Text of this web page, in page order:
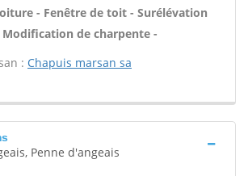
- Fenêtre de toit - Surélévation
de charpente -
: Chapuis marsan sa
Penne d'angeais